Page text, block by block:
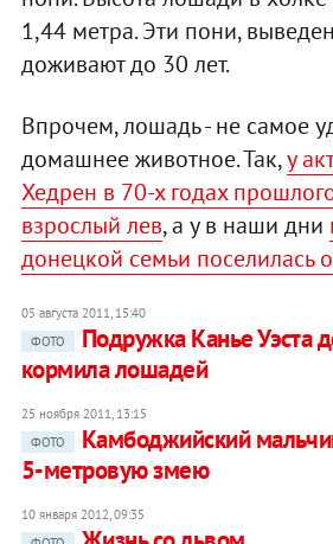
1,44 метра. Эти пони,
доживают до 30 лет.
Впрочем, лошадь - не самое
домашнее животное. Так,у
Хедрен в 70-х годах
взрослый лев, а у в наши дни
донецкой семьи поселилась
05 августа 2011, 15:40
ФОТО
Подружка Канье Уэста
кормила лошадей
25 ноября 2011, 13:15
ФОТО
Камбоджийский
5-метровую змею
10 января 2012, 09:35